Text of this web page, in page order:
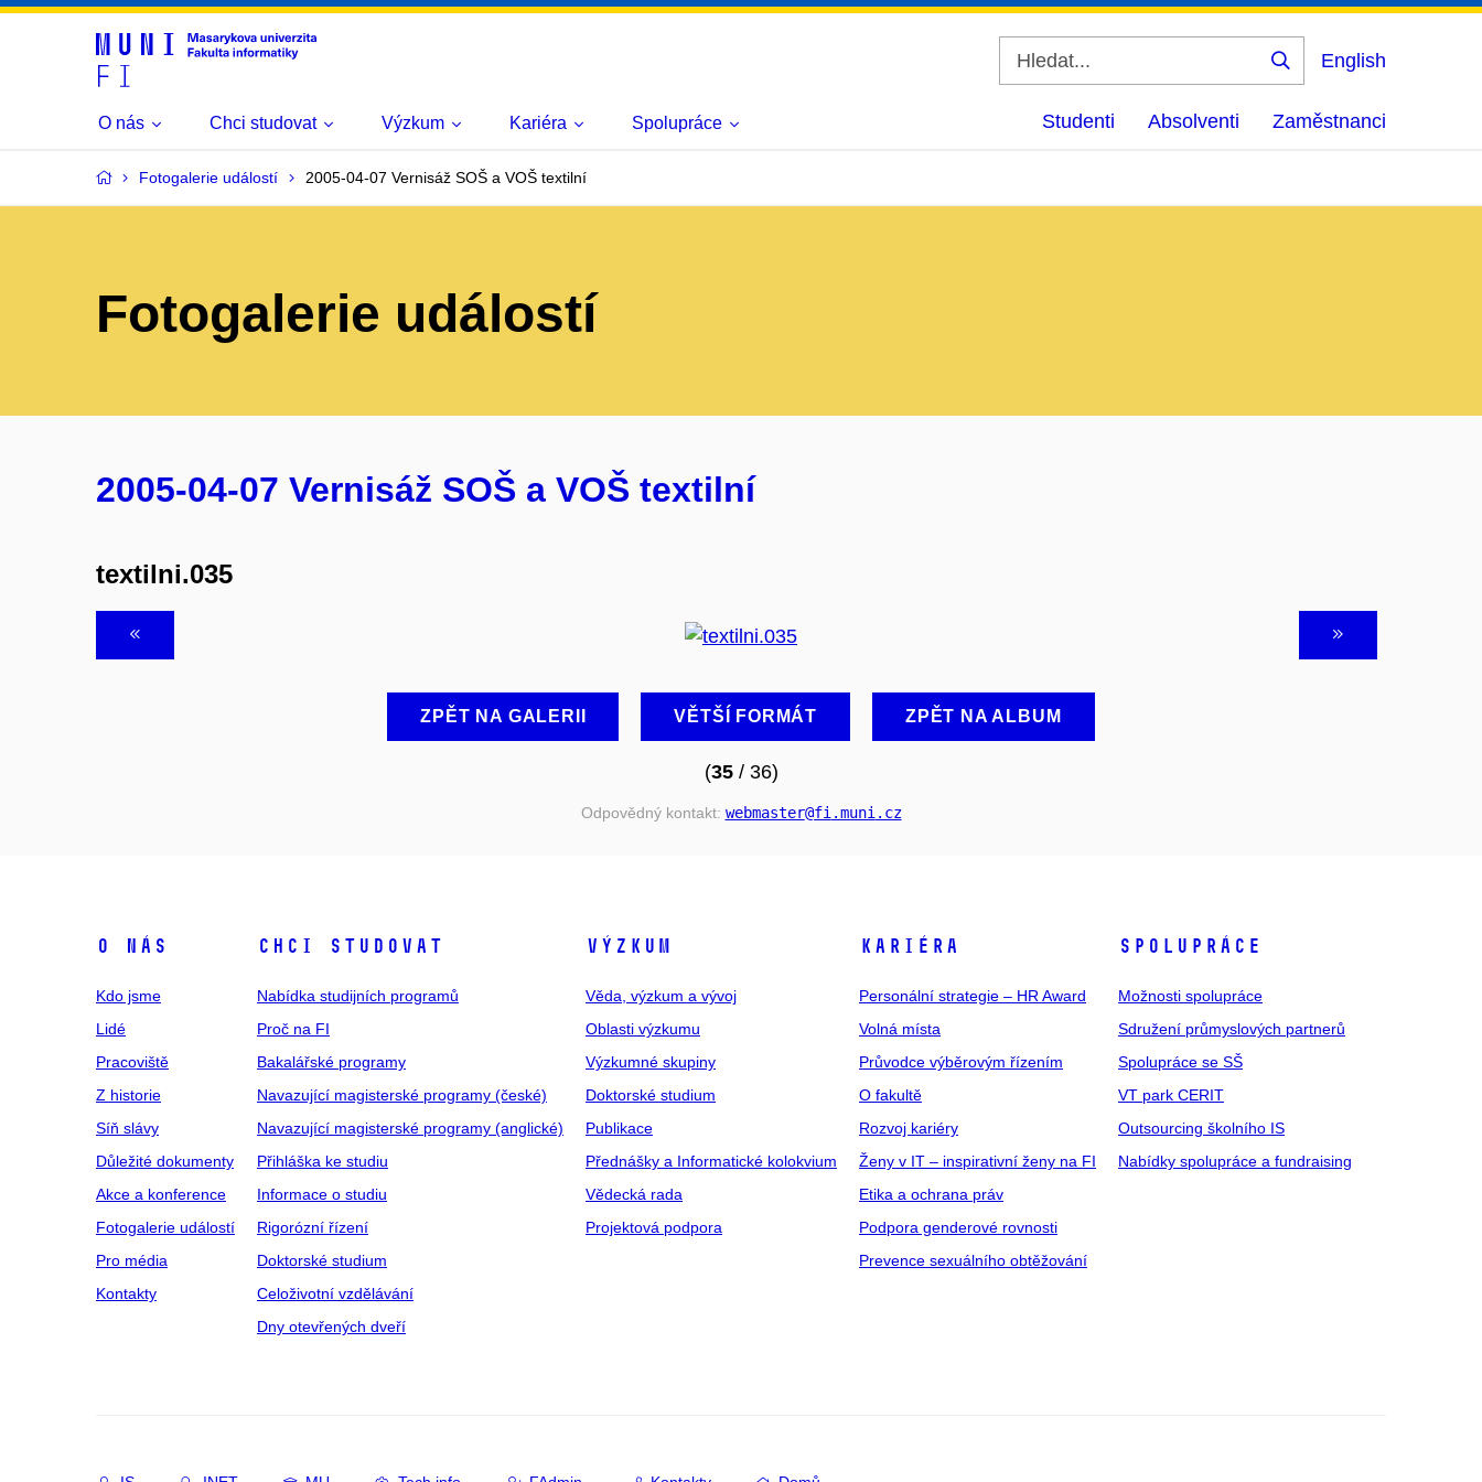
Vyhledat
English
O nás Chci studovat Výzkum Kariéra Spolupráce Studenti Absolventi Zaměstnanci
Fotogalerie událostí 2005-04-07 Vernisáž SOŠ a VOŠ textilní
Fotogalerie událostí
2005-04-07 Vernisáž SOŠ a VOŠ textilní
textilni.035
ZPĚT NA GALERII VĚTŠÍ FORMÁT ZPĚT NA ALBUM
(35/ 36)
Odpovědný kontakt: webmaster@fi .muni .cz
O NÁS
Kdo jsme
Lidé
Pracoviště
Z historie
Síň slávy
Důležité dokumenty
Akce a konference
Fotogalerie událostí
Pro média
Kontakty
CHCI STUDOVAT
Nabídka studijních programů
Proč na FI
Bakalářské programy
Navazující magisterské programy (české)
Navazující magisterské programy (anglické)
Přihláška ke studiu
Informace o studiu
Rigorózní řízení
Doktorské studium
Celoživotní vzdělávání
Dny otevřených dveří
VÝZKUM
Věda, výzkum a vývoj
Oblasti výzkumu
Výzkumné skupiny
Doktorské studium
Publikace
Přednášky a Informatické kolokvium
Vědecká rada
Projektová podpora
KARIÉRA
Personální strategie – HR Award
Volná místa
Průvodce výběrovým řízením
O fakultě
Rozvoj kariéry
Ženy v IT – inspirativní ženy na FI
Etika a ochrana práv
Podpora genderové rovnosti
Prevence sexuálního obtěžování
SPOLUPRÁCE
Možnosti spolupráce
Sdružení průmyslových partnerů
Spolupráce se SŠ
VT park CERIT
Outsourcing školního IS
Nabídky spolupráce a fundraising